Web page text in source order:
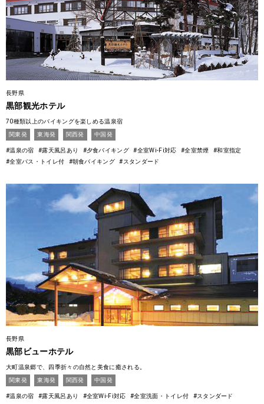
長野県
黒部観光ホテル
70種類以上のバイキングを楽しめる温泉宿
関東発
東海発 関西発 中国発
#温泉の宿 #露天風呂あり #夕食バイキング #全室Wi-Fi対応 #全室禁煙
#和室指定
#全室バス・トイレ付
#朝食バイキング #スタンダード
長野県
黒部ビューホテル
大町温泉郷で、四季折々の自然と美食に癒される。
関東発
東海発 関西発 中国発
#温泉の宿 #露天風呂あり #全室Wi-Fi対応 #全室洗面・トイレ付 #スタンダード